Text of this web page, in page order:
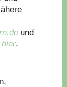
und
hier.